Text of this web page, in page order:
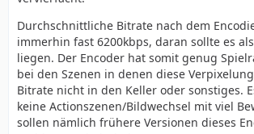
Durchschnittliche Bitrate nach dem
immerhin fast 6200kbps, daran sollte es
liegen. Der Encoder hat somit genug
bei den Szenen in denen diese
Bitrate nicht in den Keller oder sonstiges.
keine Actionszenen/Bildwechsel mit viel
sollen nämlich frühere Versionen dieses